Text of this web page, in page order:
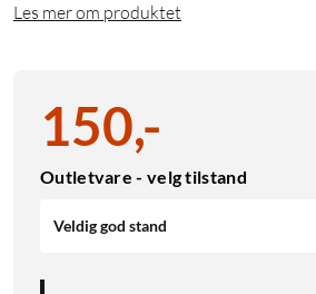
Les mer om produktet
150,-
Outletvare - velg tilstand
Veldig god stand